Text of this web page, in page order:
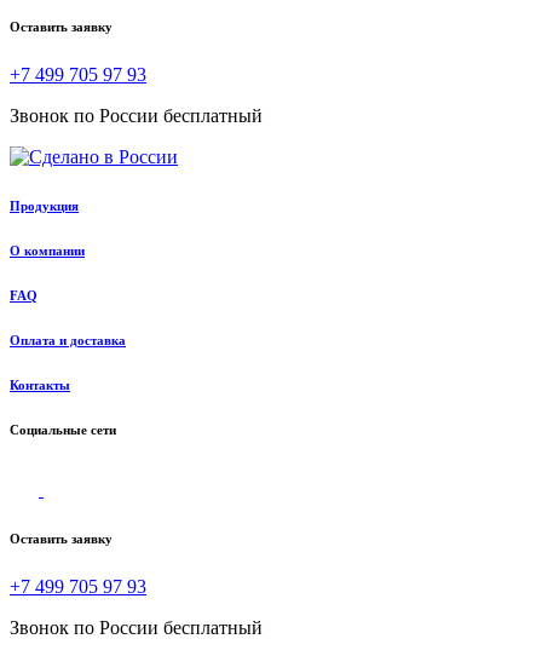
Оставить заявку
+7 499 705 97 93
Звонок по России бесплатный
Продукция
О компании
FAQ
Оплата и доставка
Контакты
Социальные сети
Оставить заявку
+7 499 705 97 93
Звонок по России бесплатный